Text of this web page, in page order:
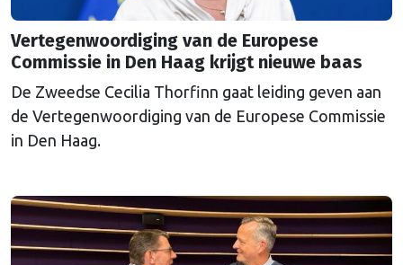
Vertegenwoordiging van de Europese
Commissie in Den Haag krijgt nieuwe baas
De Zweedse Cecilia Thorfinn gaat leiding geven aan
de Vertegenwoordiging van de Europese Commissie
in Den Haag.